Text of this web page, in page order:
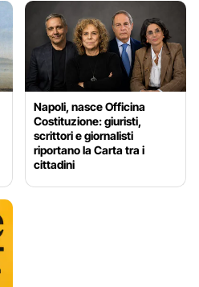
Napoli, nasce Officina
Costituzione: giuristi,
scrittori e giornalisti
riportano la Carta tra i
cittadini